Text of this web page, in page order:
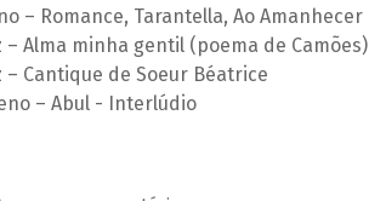
– Romance, Tarantella, Ao Amanhecer
– Alma minha gentil (poema de Camões)
– Cantique de Soeur Béatrice
– Abul - Interlúdio